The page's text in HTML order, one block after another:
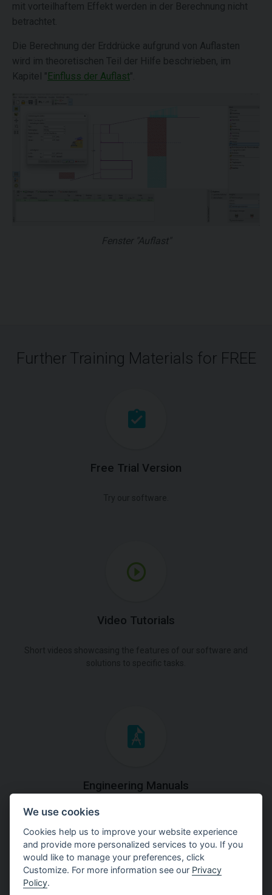
mit vorteilhaftem Effekt werden in der Berechnung nicht
betrachtet.
Die Berechnung der Erddrücke aufgrund von Auflasten
wird im theoretischen Teil der Hilfe beschrieben, im
Kapitel "Einfluss der Auflast".
Fenster "Auflast"
Further Training Materials for FREE
Free Trial Version
Video Tutorials
Engineering Manuals
Step by steps guides on how
to solve a specific tasks.
We use cookies
Cookies help us to improve your website experience
and provide more personalized services to you. If you
would like to manage your preferences, click
Customize. For more information see our Privacy
Policy.